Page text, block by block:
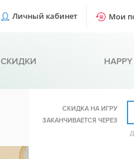
Личный кабинет Мои
СКИДКИ
СКИДКА НА ИГРУ
ЗАКАНЧИВАЕТСЯ ЧЕРЕЗ